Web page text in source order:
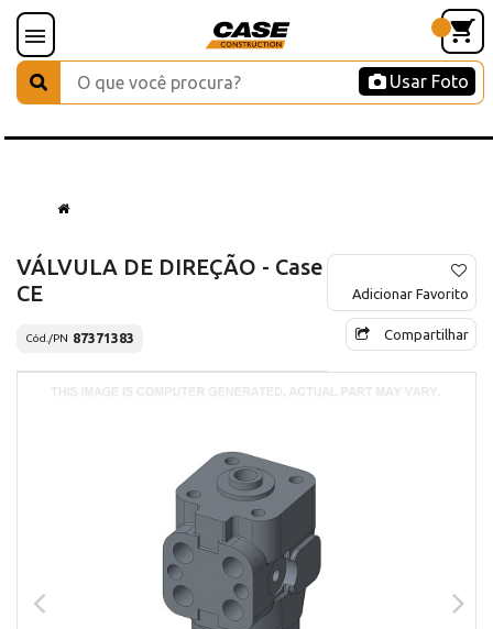
Usar Foto
VÁLVULA DE DIREÇÃO - Case
CE
Cód./PN 87371383
Adicionar Favorito
Compartilhar